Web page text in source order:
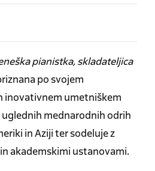
pianistka, skladateljica
po svojem
inovativnem umetniškem
mednarodnih odrih
in Aziji ter sodeluje z
akademskimi ustanovami.